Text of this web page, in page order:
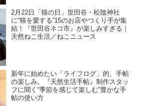
2月22日「猫の日」世田谷・松陰神社
に“猫を愛する”15のお店やつくり手が集
結！『世田谷ネコ市』が楽しみすぎる｜
天然ねこ生活／ねこニュース
新年に始めたい「ライフログ」的、手帖
の楽しみ。『天然生活手帖』制作スタッ
フに聞く“季節を感じて楽しむ”豊かな手
帖の使い方